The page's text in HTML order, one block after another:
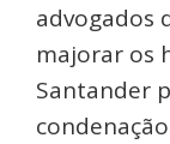
advogados
majorar os
Santander